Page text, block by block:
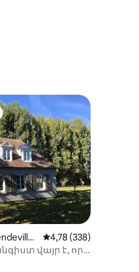
կարծիք
կարծիքՄիջին վարկանիշը՝
4,78 (338)
վայր է, որը